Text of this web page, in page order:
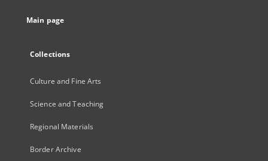
Main page
Collections
Culture and Fine Arts
Science and Teaching
Regional Materials
Border Archive